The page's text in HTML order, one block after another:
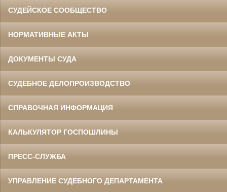
СУДЕЙСКОЕ СООБЩЕСТВО
НОРМАТИВНЫЕ АКТЫ
ДОКУМЕНТЫ СУДА
СУДЕБНОЕ ДЕЛОПРОИЗВОДСТВО
СПРАВОЧНАЯ ИНФОРМАЦИЯ
КАЛЬКУЛЯТОР ГОСПОШЛИНЫ
ПРЕСС-СЛУЖБА
УПРАВЛЕНИЕ СУДЕБНОГО ДЕПАРТАМЕНТА